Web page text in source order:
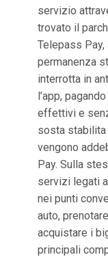
servizio
trovato il
Telepass
permanenza
interrotta in
l’app,
effettivi e
sosta stabilita
vengono
Pay. Sulla
servizi legati
nei punti
auto,
acquistare i
principali